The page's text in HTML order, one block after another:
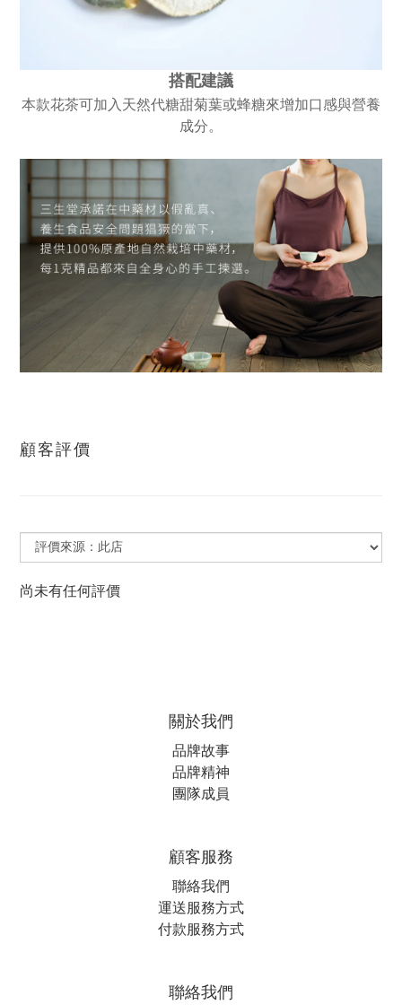
搭配建議
本款花茶可加入天然代糖甜菊葉或蜂糖來增加口感與營養
成分。
顧客評價
尚未有任何評價
關於我們
品牌故事
品牌精神
團隊成員
顧客服務
聯絡我們
運送服務方式
付款服務方式
聯絡我們